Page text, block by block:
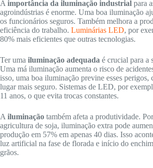
A importância da iluminação industrial para
agroindústrias é enorme. Uma boa iluminação
os funcionários seguros. Também melhora a
eficiência do trabalho. Luminárias LED, por
80% mais eficientes que outras tecnologias.
Ter uma iluminação adequada é crucial para a
Uma má iluminação aumenta o risco de
isso, uma boa iluminação previne esses perigos,
lugar mais seguro. Sistemas de LED, por
11 anos, o que evita trocas constantes.
A iluminação também afeta a produtividade.
agricultura de soja, iluminação extra pode
produção em 57% em apenas 40 dias. Isso
luz artificial na fase de florada e início do
grãos.